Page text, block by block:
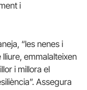
i
“les nenes i
lliure, emmalalteixen
i millora el
Assegura